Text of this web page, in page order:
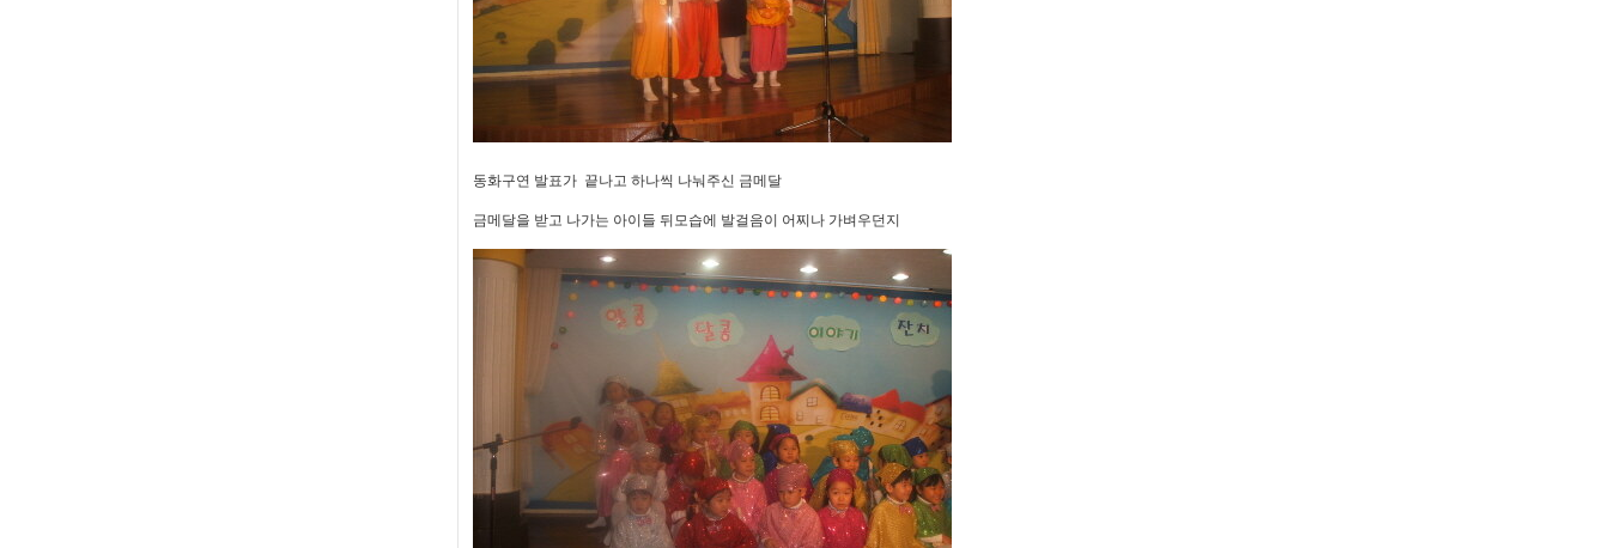
동화구연 발표가 끝나고 하나씩 나눠주신 금메달
금메달을 받고 나가는 아이들 뒤모습에 발걸음이 어찌나 가벼우던지